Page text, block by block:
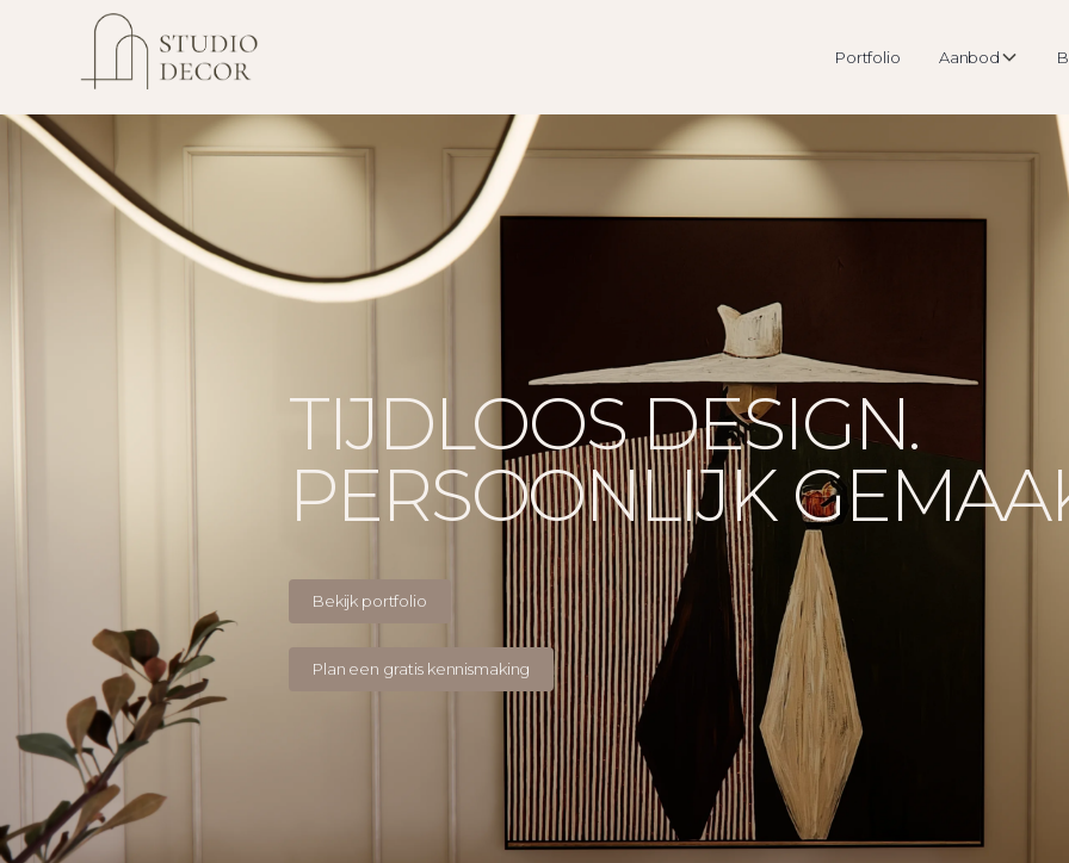
Portfolio Aanbod
TIJDLOOS DESIGN.
PERSOONLIJK
Bekijk portfolio
Plan een gratis kennismaking